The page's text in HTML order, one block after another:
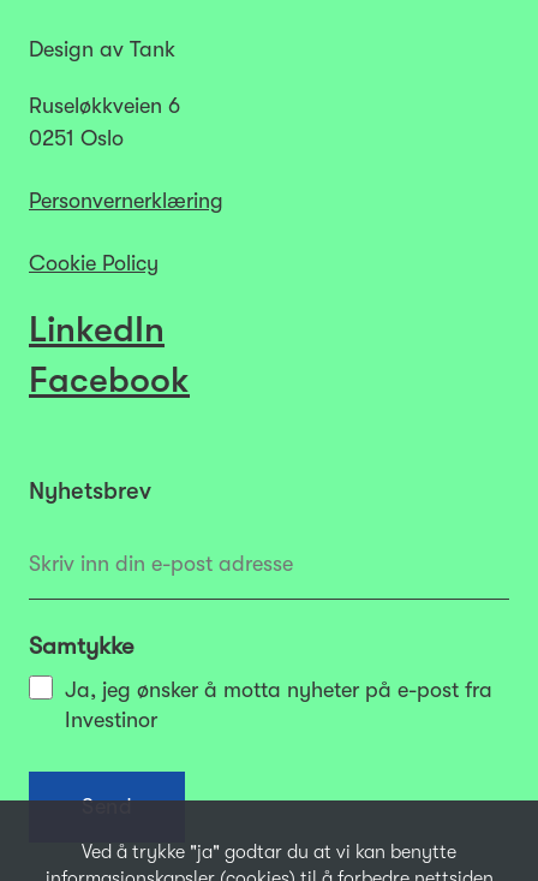
Design av Tank
Ruseløkkveien 6
0251 Oslo
Personvernerklæring
Cookie Policy
LinkedIn
Facebook
Nyhetsbrev
Samtykke
Ja, jeg ønsker å motta nyheter på e-post fra
Investinor
Ved å trykke "ja" godtar du at vi kan benytte